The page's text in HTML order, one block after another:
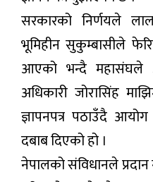
सरकारको निर्णयले
भूमिहीन सुकुम्बासीले
आएको भन्दै महासंघले
अधिकारी जोरासिंह
ज्ञापनपत्र पठाउँदै
दबाब दिएको हो ।
नेपालको संविधानले